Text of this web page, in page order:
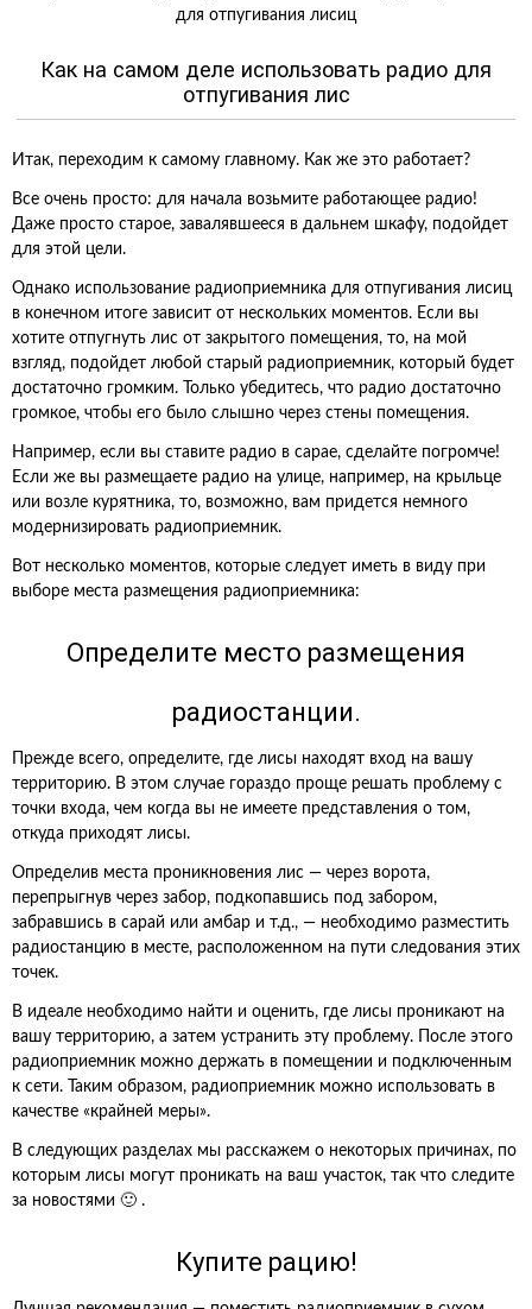
Как на самом деле использовать радио для
отпугивания лис
Итак, переходим к самому главному. Как же это работает?
Все очень просто: для начала возьмите работающее радио!
Даже просто старое, завалявшееся в дальнем шкафу, подойдет
для этой цели.
Однако использование радиоприемника для отпугивания лисиц
в конечном итоге зависит от нескольких моментов. Если вы
хотите отпугнуть лис от закрытого помещения, то, на мой
взгляд, подойдет любой старый радиоприемник, который будет
достаточно громким. Только убедитесь, что радио достаточно
громкое, чтобы его было слышно через стены помещения.
Например, если вы ставите радио в сарае, сделайте погромче!
Если же вы размещаете радио на улице, например, на крыльце
или возле курятника, то, возможно, вам придется немного
модернизировать радиоприемник.
Вот несколько моментов, которые следует иметь в виду при
выборе места размещения радиоприемника:
Определите место размещения
радиостанции.
Прежде всего, определите, где лисы находят вход на вашу
территорию. В этом случае гораздо проще решать проблему с
точки входа, чем когда вы не имеете представления о том,
откуда приходят лисы.
Определив места проникновения лис — через ворота,
перепрыгнув через забор, подкопавшись под забором,
забравшись в сарай или амбар и т.д., — необходимо разместить
радиостанцию в месте, расположенном на пути следования этих
точек.
В идеале необходимо найти и оценить, где лисы проникают на
вашу территорию, а затем устранить эту проблему. После этого
радиоприемник можно держать в помещении и подключенным
к сети. Таким образом, радиоприемник можно использовать в
качестве «крайней меры».
В следующих разделах мы расскажем о некоторых причинах, по
которым лисы могут проникать на ваш участок, так что следите
за новостями 🙂 .
Купите рацию!